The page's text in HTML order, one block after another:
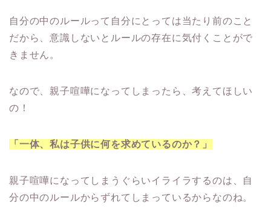
自分の中のルールって自分にとっては当たり前のこと
だから、意識しないとルールの存在に気付くことがで
きません。
なので、親子喧嘩になってしまったら、考えてほしい
の！
「一体、私は子供に何を求めているのか？」
親子喧嘩になってしまうぐらいイライラするのは、自
分の中のルールからずれてしまっているからなのね。